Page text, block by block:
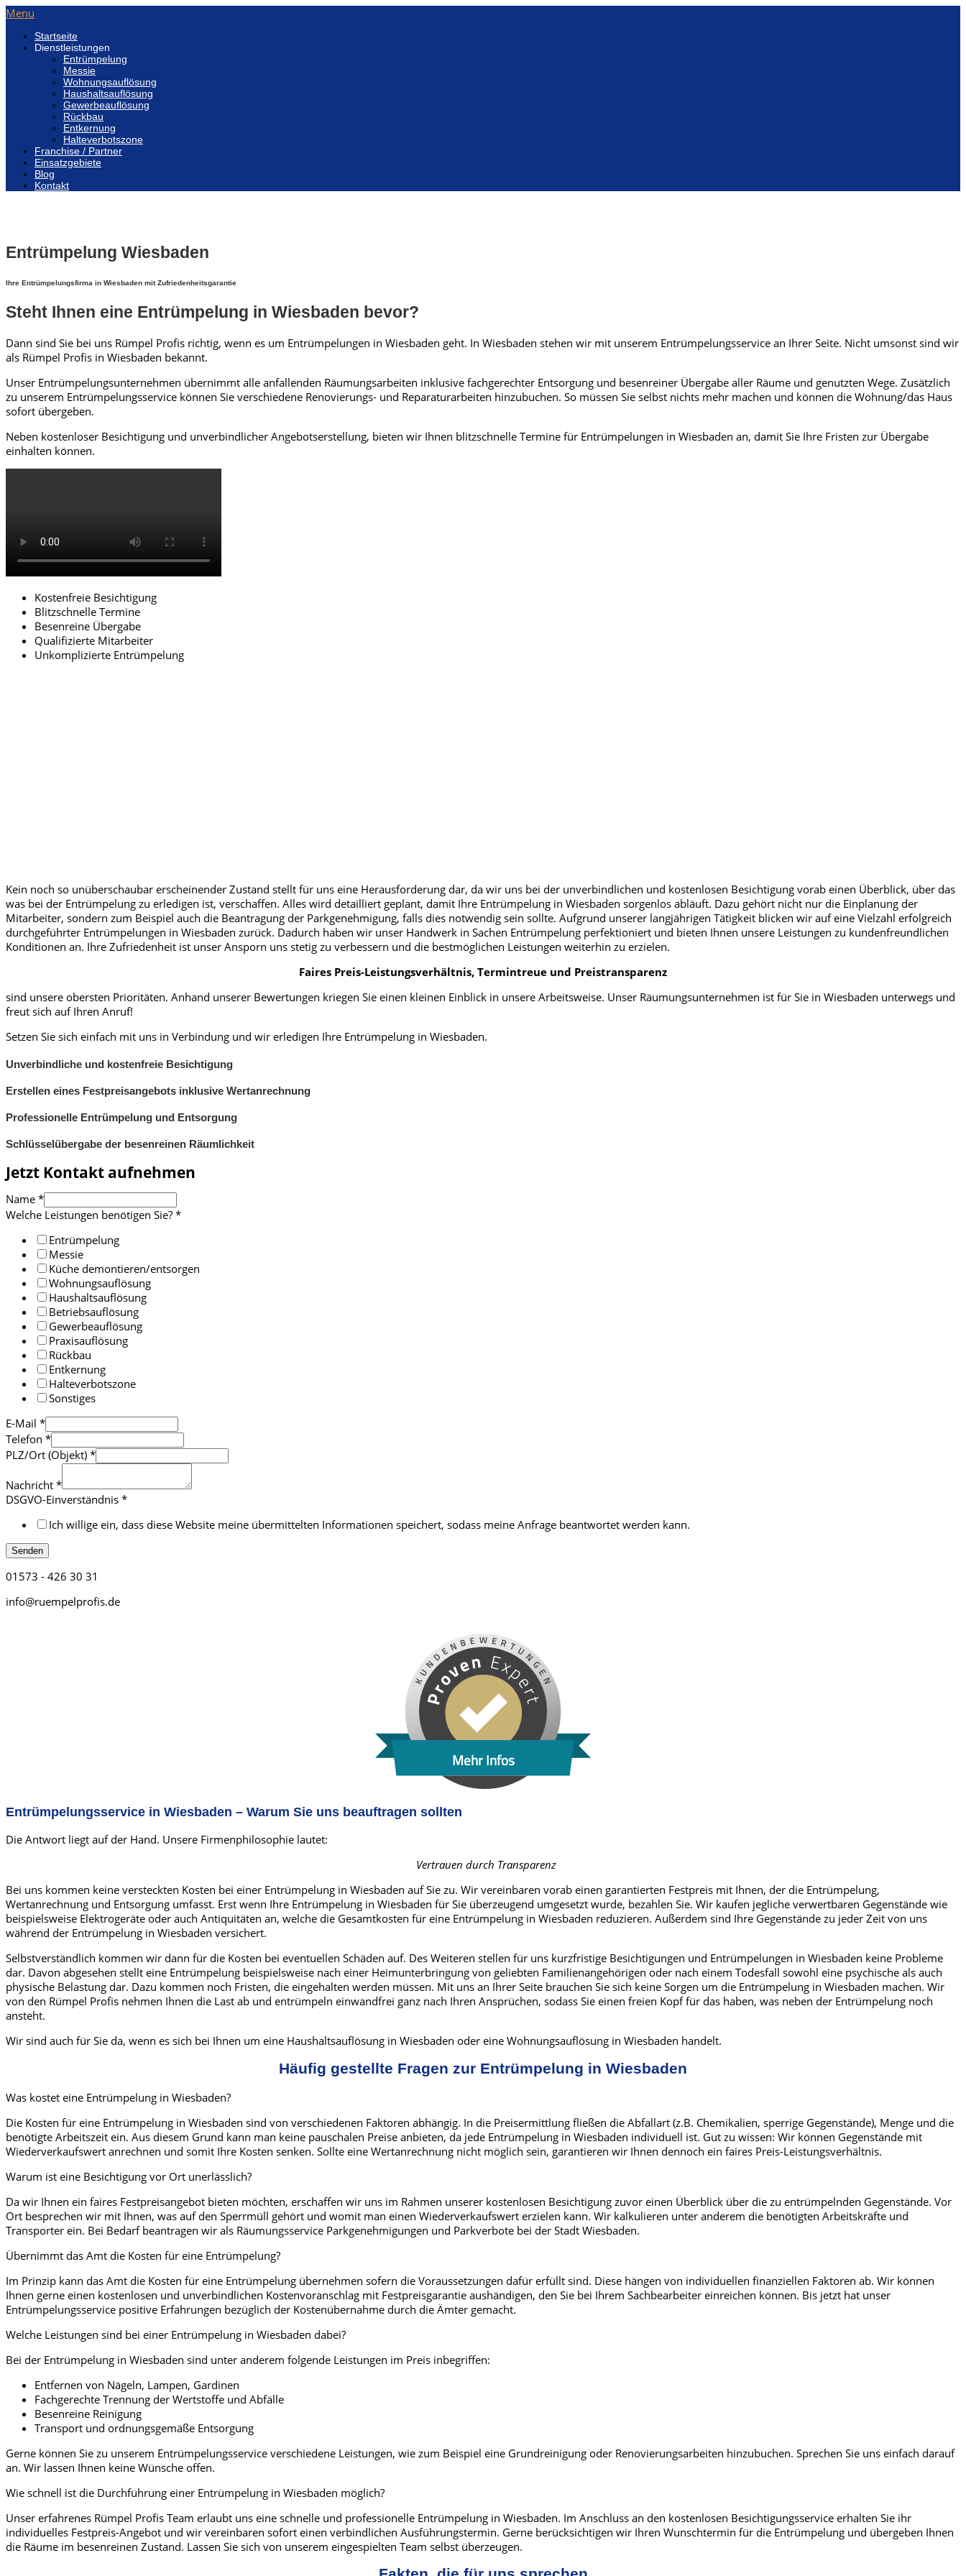
Menu
Startseite
Dienstleistungen
Entrümpelung
Messie
Wohnungsauflösung
Haushaltsauflösung
Gewerbeauflösung
Rückbau
Entkernung
Halteverbotszone
Franchise / Partner
Einsatzgebiete
Blog
Kontakt
Entrümpelung Wiesbaden
Ihre Entrümpelungsfirma in Wiesbaden mit Zufriedenheitsgarantie
Steht Ihnen eine Entrümpelung in Wiesbaden bevor?
Dann sind Sie bei uns Rümpel Profis richtig, wenn es um Entrümpelungen in Wiesbaden geht. In Wiesbaden stehen wir mit unserem Entrümpelungsservice an Ihrer Seite. Nicht umsonst sind wir
als Rümpel Profis in Wiesbaden bekannt.
Unser Entrümpelungsunternehmen übernimmt alle anfallenden Räumungsarbeiten inklusive fachgerechter Entsorgung und besenreiner Übergabe aller Räume und genutzten Wege. Zusätzlich
zu unserem Entrümpelungsservice können Sie verschiedene Renovierungs- und Reparaturarbeiten hinzubuchen. So müssen Sie selbst nichts mehr machen und können die Wohnung/das Haus
sofort übergeben.
Neben kostenloser Besichtigung und unverbindlicher Angebotserstellung, bieten wir Ihnen blitzschnelle Termine für Entrümpelungen in Wiesbaden an, damit Sie Ihre Fristen zur Übergabe
einhalten können.
Kostenfreie Besichtigung
Blitzschnelle Termine
Besenreine Übergabe
Qualifizierte Mitarbeiter
Unkomplizierte Entrümpelung
Kein noch so unüberschaubar erscheinender Zustand stellt für uns eine Herausforderung dar, da wir uns bei der unverbindlichen und kostenlosen Besichtigung vorab einen Überblick, über das
was bei der Entrümpelung zu erledigen ist, verschaffen. Alles wird detailliert geplant, damit Ihre Entrümpelung in Wiesbaden sorgenlos abläuft. Dazu gehört nicht nur die Einplanung der
Mitarbeiter, sondern zum Beispiel auch die Beantragung der Parkgenehmigung, falls dies notwendig sein sollte. Aufgrund unserer langjährigen Tätigkeit blicken wir auf eine Vielzahl erfolgreich
durchgeführter Entrümpelungen in Wiesbaden zurück. Dadurch haben wir unser Handwerk in Sachen Entrümpelung perfektioniert und bieten Ihnen unsere Leistungen zu kundenfreundlichen
Konditionen an. Ihre Zufriedenheit ist unser Ansporn uns stetig zu verbessern und die bestmöglichen Leistungen weiterhin zu erzielen.
Faires Preis-Leistungsverhältnis, Termintreue und Preistransparenz
sind unsere obersten Prioritäten. Anhand unserer Bewertungen kriegen Sie einen kleinen Einblick in unsere Arbeitsweise. Unser Räumungsunternehmen ist für Sie in Wiesbaden unterwegs und
freut sich auf Ihren Anruf!
Setzen Sie sich einfach mit uns in Verbindung und wir erledigen Ihre Entrümpelung in Wiesbaden.
Unverbindliche und kostenfreie Besichtigung
Erstellen eines Festpreisangebots inklusive Wertanrechnung
Professionelle Entrümpelung und Entsorgung
Schlüsselübergabe der besenreinen Räumlichkeit
Jetzt Kontakt aufnehmen
Name *
Welche Leistungen benötigen Sie? *
Entrümpelung
Messie
Küche demontieren/entsorgen
Wohnungsauflösung
Haushaltsauflösung
Betriebsauflösung
Gewerbeauflösung
Praxisauflösung
Rückbau
Entkernung
Halteverbotszone
Sonstiges
E-Mail *
Telefon *
PLZ/Ort (Objekt) *
Nachricht *
DSGVO-Einverständnis *
Ich willige ein, dass diese Website meine übermittelten Informationen speichert, sodass meine Anfrage beantwortet werden kann.
Senden
01573 - 426 30 31
info@ruempelprofis.de
Mehr Infos
Entrümpelungsservice in Wiesbaden – Warum Sie uns beauftragen sollten
Die Antwort liegt auf der Hand. Unsere Firmenphilosophie lautet:
Vertrauen durch Transparenz
Bei uns kommen keine versteckten Kosten bei einer Entrümpelung in Wiesbaden auf Sie zu. Wir vereinbaren vorab einen garantierten Festpreis mit Ihnen, der die Entrümpelung,
Wertanrechnung und Entsorgung umfasst. Erst wenn Ihre Entrümpelung in Wiesbaden für Sie überzeugend umgesetzt wurde, bezahlen Sie. Wir kaufen jegliche verwertbaren Gegenstände wie
beispielsweise Elektrogeräte oder auch Antiquitäten an, welche die Gesamtkosten für eine Entrümpelung in Wiesbaden reduzieren. Außerdem sind Ihre Gegenstände zu jeder Zeit von uns
während der Entrümpelung in Wiesbaden versichert.
Selbstverständlich kommen wir dann für die Kosten bei eventuellen Schäden auf. Des Weiteren stellen für uns kurzfristige Besichtigungen und Entrümpelungen in Wiesbaden keine Probleme
dar. Davon abgesehen stellt eine Entrümpelung beispielsweise nach einer Heimunterbringung von geliebten Familienangehörigen oder nach einem Todesfall sowohl eine psychische als auch
physische Belastung dar. Dazu kommen noch Fristen, die eingehalten werden müssen. Mit uns an Ihrer Seite brauchen Sie sich keine Sorgen um die Entrümpelung in Wiesbaden machen. Wir
von den Rümpel Profis nehmen Ihnen die Last ab und entrümpeln einwandfrei ganz nach Ihren Ansprüchen, sodass Sie einen freien Kopf für das haben, was neben der Entrümpelung noch
ansteht.
Wir sind auch für Sie da, wenn es sich bei Ihnen um eine Haushaltsauflösung in Wiesbaden oder eine Wohnungsauflösung in Wiesbaden handelt.
Häufig gestellte Fragen zur Entrümpelung in Wiesbaden
Was kostet eine Entrümpelung in Wiesbaden?
Die Kosten für eine Entrümpelung in Wiesbaden sind von verschiedenen Faktoren abhängig. In die Preisermittlung fließen die Abfallart (z.B. Chemikalien, sperrige Gegenstände), Menge und die
benötigte Arbeitszeit ein. Aus diesem Grund kann man keine pauschalen Preise anbieten, da jede Entrümpelung in Wiesbaden individuell ist. Gut zu wissen: Wir können Gegenstände mit
Wiederverkaufswert anrechnen und somit Ihre Kosten senken. Sollte eine Wertanrechnung nicht möglich sein, garantieren wir Ihnen dennoch ein faires Preis-Leistungsverhältnis.
Warum ist eine Besichtigung vor Ort unerlässlich?
Da wir Ihnen ein faires Festpreisangebot bieten möchten, erschaffen wir uns im Rahmen unserer kostenlosen Besichtigung zuvor einen Überblick über die zu entrümpelnden Gegenstände. Vor
Ort besprechen wir mit Ihnen, was auf den Sperrmüll gehört und womit man einen Wiederverkaufswert erzielen kann. Wir kalkulieren unter anderem die benötigten Arbeitskräfte und
Transporter ein. Bei Bedarf beantragen wir als Räumungsservice Parkgenehmigungen und Parkverbote bei der Stadt Wiesbaden.
Übernimmt das Amt die Kosten für eine Entrümpelung?
Im Prinzip kann das Amt die Kosten für eine Entrümpelung übernehmen sofern die Voraussetzungen dafür erfüllt sind. Diese hängen von individuellen finanziellen Faktoren ab. Wir können
Ihnen gerne einen kostenlosen und unverbindlichen Kostenvoranschlag mit Festpreisgarantie aushändigen, den Sie bei Ihrem Sachbearbeiter einreichen können. Bis jetzt hat unser
Entrümpelungsservice positive Erfahrungen bezüglich der Kostenübernahme durch die Ämter gemacht.
Welche Leistungen sind bei einer Entrümpelung in Wiesbaden dabei?
Bei der Entrümpelung in Wiesbaden sind unter anderem folgende Leistungen im Preis inbegriffen:
Entfernen von Nägeln, Lampen, Gardinen
Fachgerechte Trennung der Wertstoffe und Abfälle
Besenreine Reinigung
Transport und ordnungsgemäße Entsorgung
Gerne können Sie zu unserem Entrümpelungsservice verschiedene Leistungen, wie zum Beispiel eine Grundreinigung oder Renovierungsarbeiten hinzubuchen. Sprechen Sie uns einfach darauf
an. Wir lassen Ihnen keine Wünsche offen.
Wie schnell ist die Durchführung einer Entrümpelung in Wiesbaden möglich?
Unser erfahrenes Rümpel Profis Team erlaubt uns eine schnelle und professionelle Entrümpelung in Wiesbaden. Im Anschluss an den kostenlosen Besichtigungsservice erhalten Sie ihr
individuelles Festpreis-Angebot und wir vereinbaren sofort einen verbindlichen Ausführungstermin. Gerne berücksichtigen wir Ihren Wunschtermin für die Entrümpelung und übergeben Ihnen
die Räume im besenreinen Zustand. Lassen Sie sich von unserem eingespielten Team selbst überzeugen.